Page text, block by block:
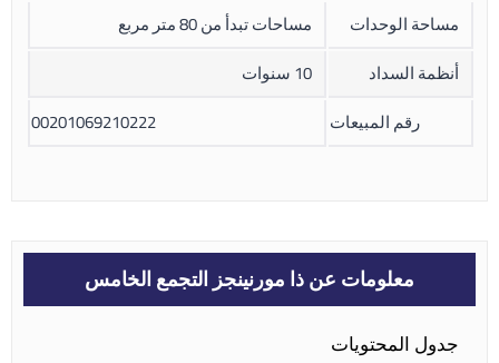
مساحة الوحدات
مساحات تبدأ من 80 متر مربع
أنظمة السداد
10 سنوات
رقم المبيعات
00201069210222
معلومات عن ذا مورنينجز التجمع الخامس
جدول المحتويات